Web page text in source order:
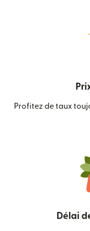
Profitez de taux
Délai